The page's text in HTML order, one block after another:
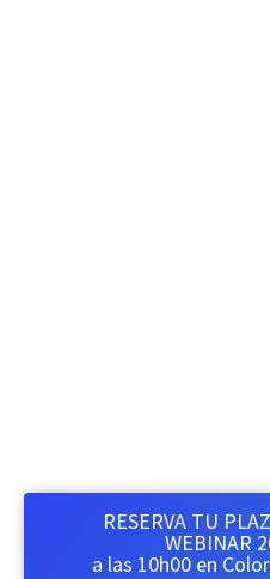
RESERVA TU
WEBINAR
a las 10h00 en